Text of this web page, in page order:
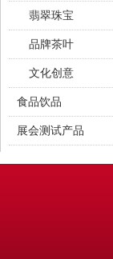
翡翠珠宝
品牌茶叶
文化创意
食品饮品
展会测试产品